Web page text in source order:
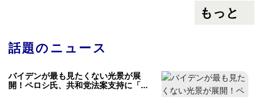
もっと
話題のニュース
バイデンが最も見たくない光景が展
開！ペロシ氏、共和党法案支持に「シ